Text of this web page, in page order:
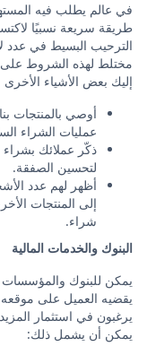
في عالم يطلب فيه
طريقة سريعة نسبيًا
الترحيب البسيط في عدد
مختلط لهذه الشروط على
إليك بعض الأشياء الأخرى
أوصي بالمنتجات
عمليات الشراء
ذكّر عملائك بشراء
لتحسين الصفقة.
أظهر لهم عدد
إلى المنتجات
شراء.
البنوك والخدمات المالية
يمكن للبنوك والمؤسسات
يقضيه العميل على
يرغبون في استثمار
يمكن أن يشمل ذلك: